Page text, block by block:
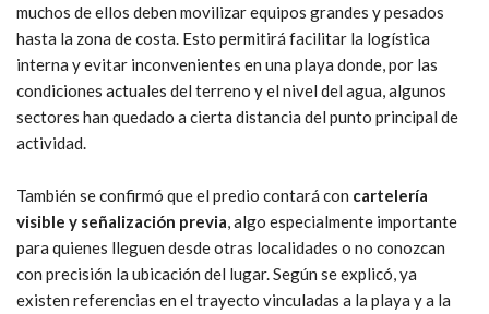
muchos de ellos deben movilizar equipos grandes y pesados
hasta la zona de costa. Esto permitirá facilitar la logística
interna y evitar inconvenientes en una playa donde, por las
condiciones actuales del terreno y el nivel del agua, algunos
sectores han quedado a cierta distancia del punto principal de
actividad.
También se confirmó que el predio contará con cartelería
visible y señalización previa, algo especialmente importante
para quienes lleguen desde otras localidades o no conozcan
con precisión la ubicación del lugar. Según se explicó, ya
existen referencias en el trayecto vinculadas a la playa y a la